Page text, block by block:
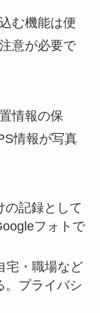
む機能は便
意が必要で
置情報の保
情報が写真
の記録として
フォトで
宅・職場など
。プライバシ